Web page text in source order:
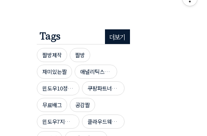
Tags 더보기
짤방제작 짤방
재미있는짤 애널리틱스자격증
윈도우10정품인증 쿠팡파트너스신청방법
무료배그 공감짤
윈도우7지원종료 클라우드웨이즈호스팅